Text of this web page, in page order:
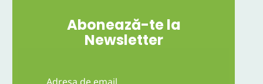
Abonează-te la
Newsletter